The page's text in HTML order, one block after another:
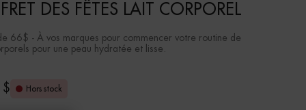
DES FÊTES LAIT CORPOREL
66$ - À vos marques pour commencer votre routine de
pour une peau hydratée et lisse.
$ Hors stock